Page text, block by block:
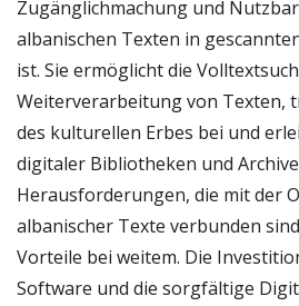
Zugänglichmachung und
albanischen Texten in
ist. Sie ermöglicht die
Weiterverarbeitung von Texten,
des kulturellen Erbes bei und
digitaler Bibliotheken und
Herausforderungen, die mit der
albanischer Texte verbunden
Vorteile bei weitem. Die
Software und die sorgfältige